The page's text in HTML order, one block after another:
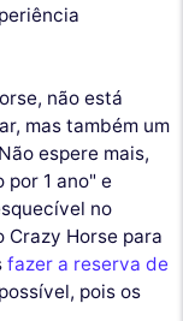
não está
mas também um
espere mais,
1 ano" e
no
Crazy Horse para
fazer a reserva de
pois os